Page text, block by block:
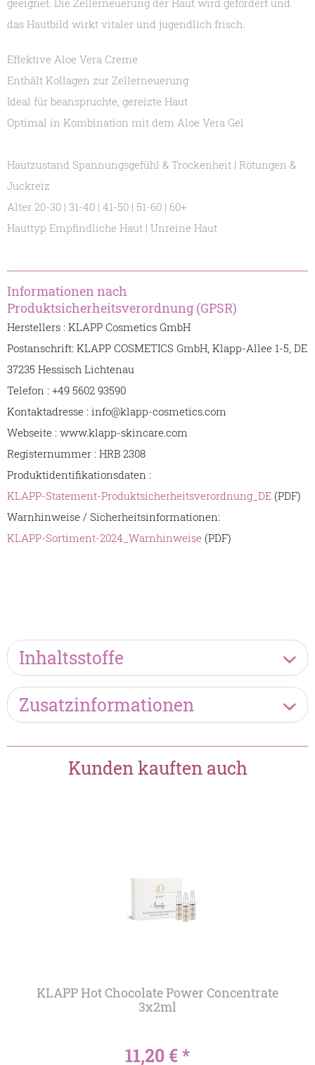
geeignet. Die Zellerneuerung der Haut wird gefördert und
das Hautbild wirkt vitaler und jugendlich frisch.
Effektive Aloe Vera Creme
Enthält Kollagen zur Zellerneuerung
Ideal für beanspruchte, gereizte Haut
Optimal in Kombination mit dem Aloe Vera Gel
Hautzustand Spannungsgefühl & Trockenheit | Rötungen &
Juckreiz
Alter 20-30 | 31-40 | 41-50 | 51-60 | 60+
Hauttyp Empfindliche Haut | Unreine Haut
Informationen nach
Produktsicherheitsverordnung (GPSR)
Herstellers : KLAPP Cosmetics GmbH
Postanschrift: KLAPP COSMETICS GmbH, Klapp-Allee 1-5, DE
37235 Hessisch Lichtenau
Telefon : +49 5602 93590
Kontaktadresse : info@klapp-cosmetics.com
Webseite : www.klapp-skincare.com
Registernummer : HRB 2308
Produktidentifikationsdaten :
KLAPP-Statement-Produktsicherheitsverordnung_DE (PDF)
Warnhinweise / Sicherheitsinformationen:
KLAPP-Sortiment-2024_Warnhinweise (PDF)
Inhaltsstoffe
Zusatzinformationen
Kunden kauften auch
KLAPP Hot Chocolate Power Concentrate
3x2ml
11,20 € *